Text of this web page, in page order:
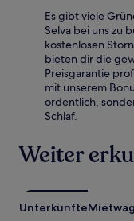
Es gibt viele
Selva bei uns zu
kostenlosen
bieten dir die
Preisgarantie
mit unserem
ordentlich,
Schlaf.
Weiter
Unterkünfte